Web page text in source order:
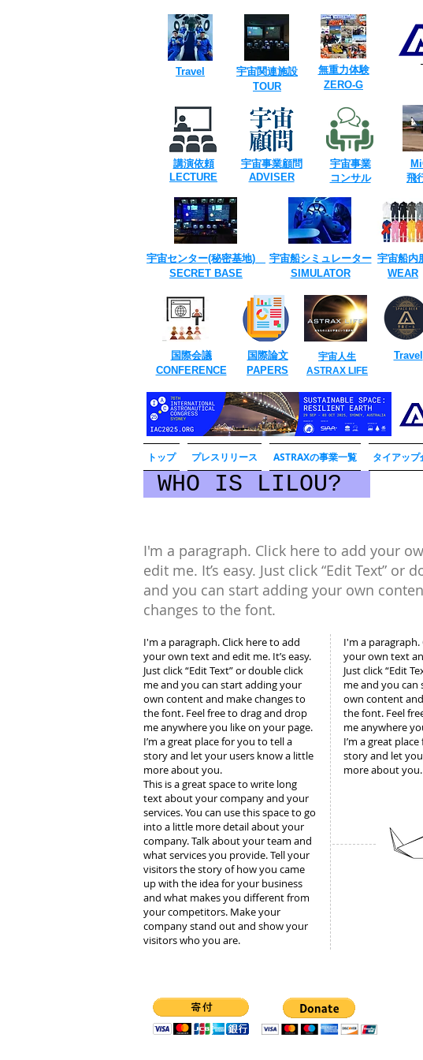
​Travel
​宇宙関連施設
TOUR​
​無重力体験
​ZERO-G
講演依頼
​LECTURE
宇宙事業顧問
ADVISER
宇宙事業
​コンサル
飛
宇宙センター(​秘密基地)
SECRET ​BASE
宇宙船シミュレーター
​SIMULATOR
宇宙船内
​WEAR
国際会議
CONFERENCE
国際論文
​PAPERS
​Travel
宇宙人生
ASTRAX LIFE
トップ プレスリリース ASTRAXの事業一覧 タイアップ
WHO IS LILOU?
I'm a paragraph. Click here to add your
edit me. It’s easy. Just click “Edit Text” or
and you can start adding your own
changes to the font.
I'm a paragraph. Click here to add
your own text and edit me. It’s easy.
Just click “Edit Text” or double click
me and you can start adding your
own content and make changes to
the font. Feel free to drag and drop
me anywhere you like on your page.
I’m a great place for you to tell a
story and let your users know a little
more about you.
This is a great space to write long
text about your company and your
services. You can use this space to go
into a little more detail about your
company. Talk about your team and
what services you provide. Tell your
visitors the story of how you came
up with the idea for your business
and what makes you different from
your competitors. Make your
company stand out and show your
visitors who you are.
I'm a paragraph.
your own text
Just click “Edit
me and you
own content
the font. Feel
me anywhere
I’m a great
story and let
more about you.